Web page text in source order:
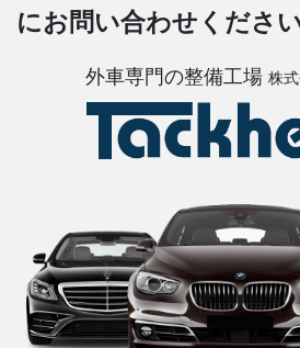
にお問い合わせください
外車専門の整備工場 株